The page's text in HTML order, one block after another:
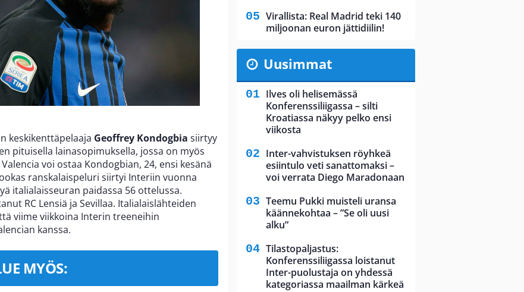
keskikenttäpelaaja Geoffrey Kondogbia siirtyy
pituisella lainasopimuksella, jossa on myös
voi ostaa Kondogbian, 24, ensi kesänä
ranskalaispeluri siirtyi Interiin vuonna
italialaisseuran paidassa 56 ottelussa.
RC Lensiä ja Sevillaa. Italialaislähteiden
viime viikkoina Interin treeneihin
kanssa.
MYÖS:
Virallista: Real Madrid teki 140
miljoonan euron jättidiilin!
Uusimmat
Ilves oli helisemässä
Konferenssiliigassa – silti
Kroatiassa näkyy pelko ensi
viikosta
Inter-vahvistuksen röyhkeä
esiintulo veti sanattomaksi –
voi verrata Diego Maradonaan
Teemu Pukki muisteli uransa
käännekohtaa – ”Se oli uusi
alku”
Tilastopaljastus:
Konferenssiliigassa loistanut
Inter-puolustaja on yhdessä
kategoriassa maailman kärkeä